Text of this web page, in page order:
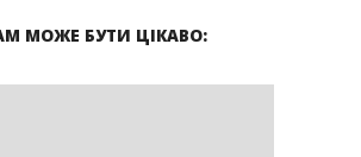
МОЖЕ БУТИ ЦІКАВО: